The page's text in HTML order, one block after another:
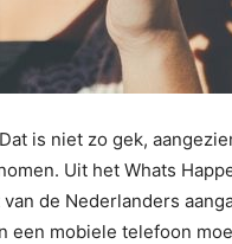
is niet zo gek,
Uit het Whats
de Nederlanders
een mobiele telefoon